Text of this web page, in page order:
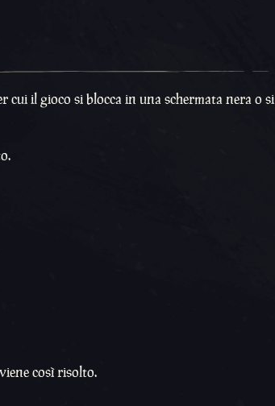
il gioco si blocca in una schermata nera o si
così risolto.